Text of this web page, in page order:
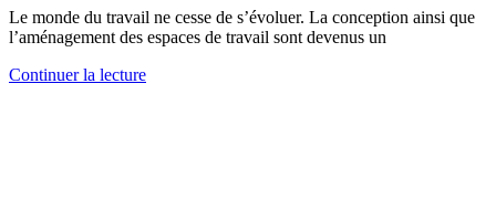
Le monde du travail ne cesse de s’évoluer. La conception ainsi que
l’aménagement des espaces de travail sont devenus un
Continuer la lecture